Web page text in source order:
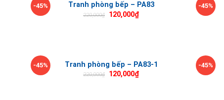
-45% Tranh phòng bếp – PA83
220,000₫ 120,000₫
-45%
-45% Tranh phòng bếp – PA83-1
220,000₫ 120,000₫
-45%